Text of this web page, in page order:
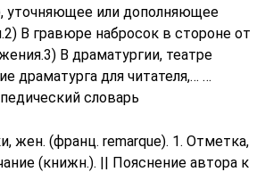
уточняющее или дополняющее
В гравюре набросок в стороне от
В драматургии, театре
драматурга для читателя,… …
словарь
жен. (франц. remarque). 1. Отметка,
(книжн.). || Пояснение автора к